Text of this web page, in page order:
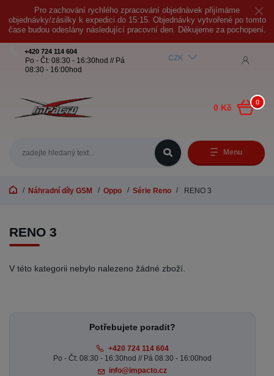
Pro zachování rychlého zpracování objednávek přijímáme
objednávky/zásilky k expedici do 15:15. Objednávky vytvořené po tomto
čase budou odeslány následující pracovní den. Děkujeme za pochopení.
Menu
CZK
+420 724 114 604
Po - Čt: 08:30 - 16:30hod // Pá
08:30 - 16:00hod
0
0 Kč
Náhradní díly GSM Oppo Série Reno RENO 3
RENO 3
V této kategorii nebylo nalezeno žádné zboží.
Potřebujete poradit?
+420 724 114 604
Po - Čt: 08:30 - 16:30hod // Pá 08:30 - 16:00hod
info@impacto.cz